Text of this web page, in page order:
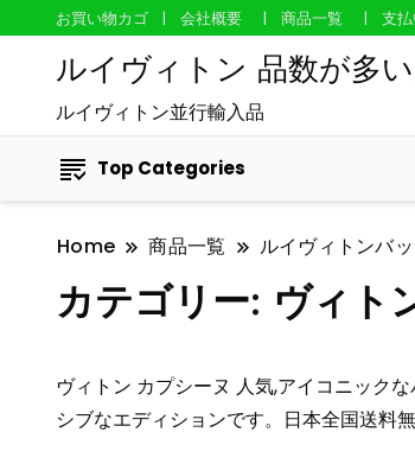
お買い物カゴ 会社概要 商品一覧 支
ルイヴィトン 品数が多
ルイヴィトン並行輸入品
Top Categories
Home 商品一覧 ルイヴィトンバ
カテゴリー: ヴィト
ヴィトン カプシーヌ 人気,アイコニック
シブなエディションです。日本全国送料